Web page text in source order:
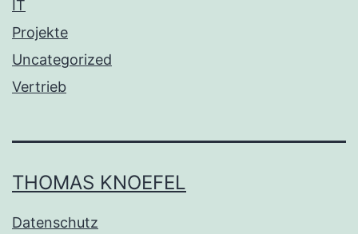
IT
Projekte
Uncategorized
Vertrieb
THOMAS KNOEFEL
Datenschutz